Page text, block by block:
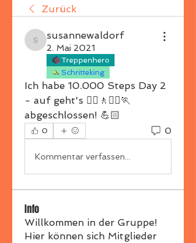
Zurück
susannewaldorf
susannewaldorf
2. Mai 2021
Treppenhero
Schritteking
Ich habe 10.000 Steps Day 2
- auf geht's 🚶‍♀️🚶🏃‍♀️🏃
abgeschlossen! 💪🏻
0 0
Kommentar verfassen...
Info
Willkommen in der Gruppe!
Hier können sich Mitglieder